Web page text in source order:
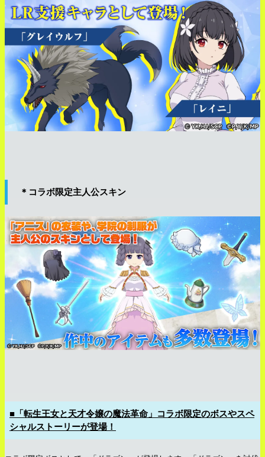
＊コラボ限定主人公スキン
■「転生王女と天才令嬢の魔法革命」コラボ限定のボスやスペ
シャルストーリーが登場！